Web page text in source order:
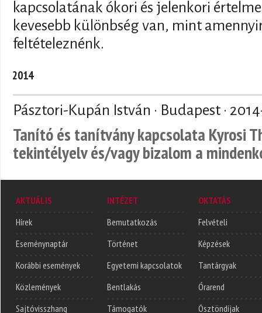
kapcsolatának ókori és jelenkori
kevesebb különbség van, mint
feltételeznénk.
2014
Pásztori-Kupán István · Budapest ·
Tanító és tanítvány kapcsolata Kyrosi
tekintélyelv és/vagy bizalom a
AKTUÁLIS
Hírek
Eseménynaptár
Korábbi események
Közlemények
Sajtóvisszhang
INTÉZET
Bemutatkozás
Történet
Egyetemi kapcsolatok
Bentlakás
Támogatók
OKTATÁS
Felvételi
Képzések
Tantárgyak
Órarend
Ösztöndíjak